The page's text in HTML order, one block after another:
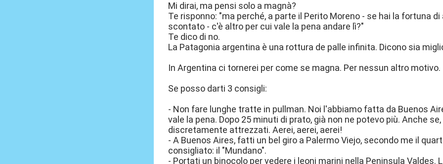
Mi dirai, ma pensi solo a magnà?
Te risponno: "ma perché, a parte il Perito Moreno - se hai la fortuna
scontato - c'è altro per cui vale la pena andare lì?"
Te dico di no.
La Patagonia argentina è una rottura de palle infinita. Dicono sia
In Argentina ci tornerei per come se magna. Per nessun altro motivo.
Se posso darti 3 consigli:
- Non fare lunghe tratte in pullman. Noi l'abbiamo fatta da Buenos
vale la pena. Dopo 25 minuti di prato, già non ne potevo più. Anche
discretamente attrezzati. Aerei, aerei, aerei!
- A Buenos Aires, fatti un bel giro a Palermo Viejo, secondo me il
consigliato: il "Mundano".
- Portati un binocolo per vedere i leoni marini nella Peninsula